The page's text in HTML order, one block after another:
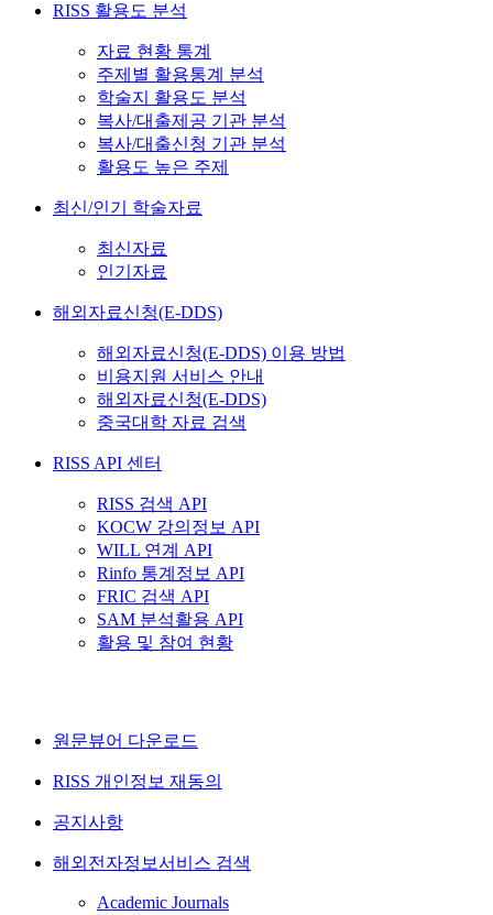
RISS 활용도 분석
자료 현황 통계
주제별 활용통계 분석
학술지 활용도 분석
복사/대출제공 기관 분석
복사/대출신청 기관 분석
활용도 높은 주제
최신/인기 학술자료
최신자료
인기자료
해외자료신청(E-DDS)
해외자료신청(E-DDS) 이용 방법
비용지원 서비스 안내
해외자료신청(E-DDS)
중국대학 자료 검색
RISS API 센터
RISS 검색 API
KOCW 강의정보 API
WILL 연계 API
Rinfo 통계정보 API
FRIC 검색 API
SAM 분석활용 API
활용 및 참여 현황
원문뷰어 다운로드
RISS 개인정보 재동의
공지사항
해외전자정보서비스 검색
Academic Journals